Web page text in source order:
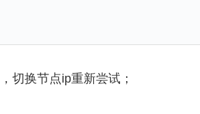
切换节点ip重新尝试；